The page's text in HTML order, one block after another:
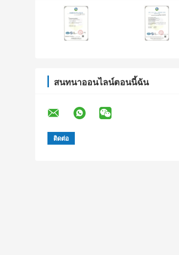
สนทนาออนไลน์ตอนนี้ฉัน